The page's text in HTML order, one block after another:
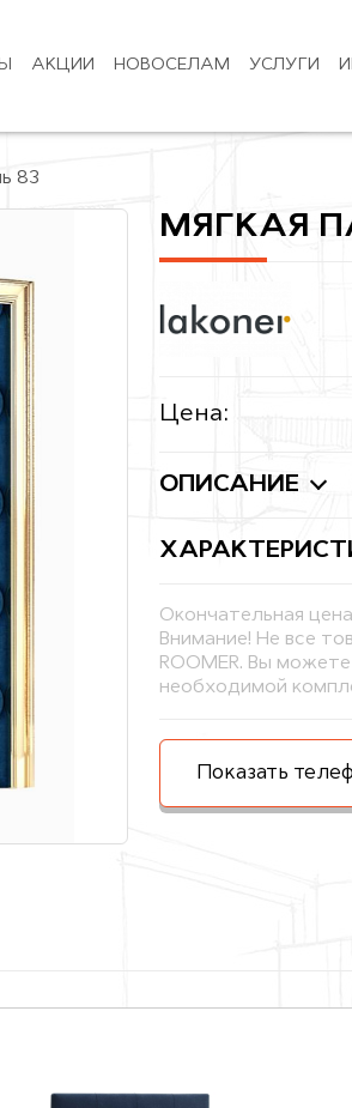
АКЦИИ НОВОСЕЛАМ УСЛУГИ
83
МЯГКАЯ
Цена:
ОПИСАНИЕ
Окончательная
Внимание! Не все
ROOMER. Вы
необходимой
Показать